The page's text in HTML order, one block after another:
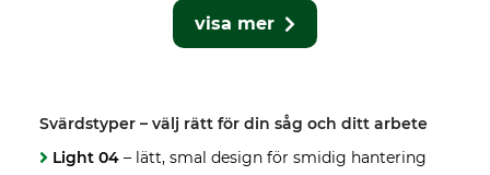
visa mer
Svärdstyper – välj rätt för din såg och ditt arbete
Light 04 – lätt, smal design för smidig hantering